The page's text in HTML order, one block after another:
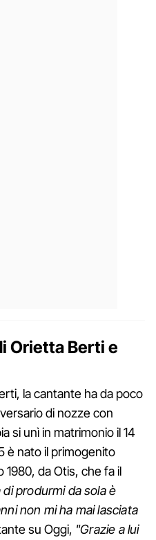
Orietta Berti e
la cantante ha da poco
di nozze con
si unì in matrimonio il 14
è nato il primogenito
1980, da Otis, che fa il
di produrmi da sola è
non mi ha mai lasciata
su Oggi, "Grazie a lui